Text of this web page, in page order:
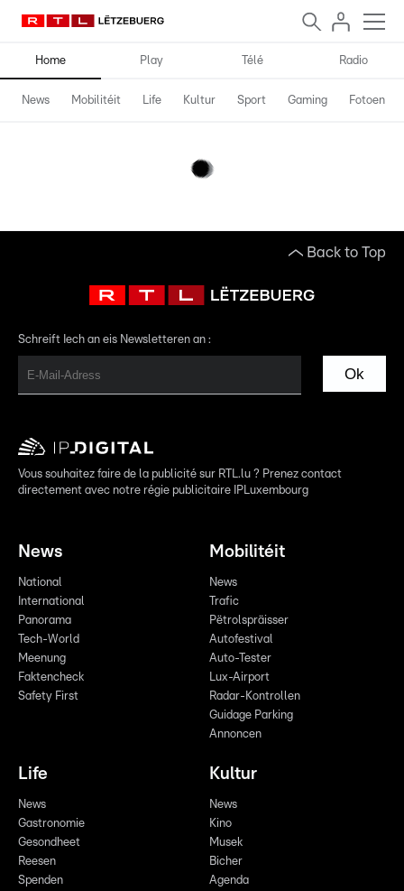
Home Play Télé Radio
News Mobilitéit Life Kultur Sport Gaming Fotoen
Back to Top
Schreift Iech an eis Newsletteren an :
Ok
Vous souhaitez faire de la publicité sur RTL.lu ? Prenez contact
directement avec notre régie publicitaire IPLuxembourg
News
National
International
Panorama
Tech-World
Meenung
Faktencheck
Safety First
Mobilitéit
News
Trafic
Pëtrolspräisser
Autofestival
Auto-Tester
Lux-Airport
Radar-Kontrollen
Guidage Parking
Annoncen
Life
News
Gastronomie
Gesondheet
Reesen
Spenden
Kultur
News
Kino
Musek
Bicher
Agenda